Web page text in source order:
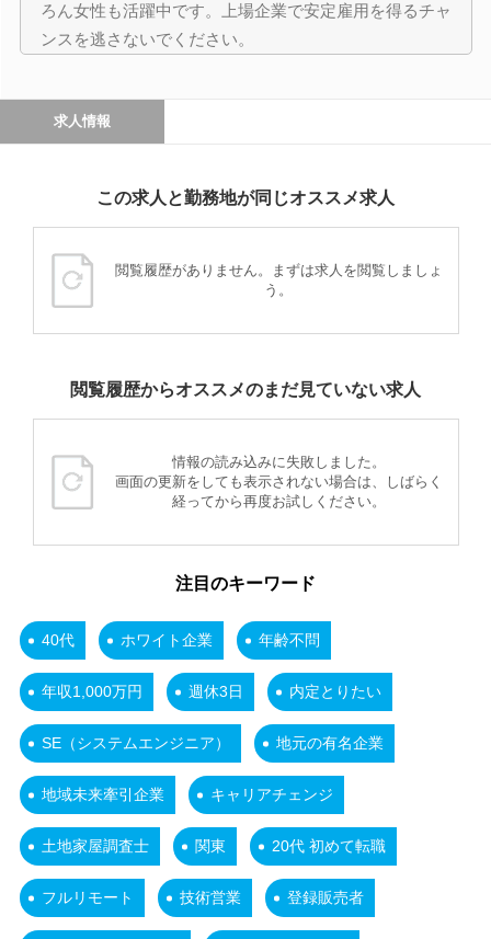
ろん女性も活躍中です。上場企業で安定雇用を得るチャ
ンスを逃さないでください。
求人情報
この求人と勤務地が同じオススメ求人
閲覧履歴がありません。まずは求人を閲覧しましょ
う。
閲覧履歴からオススメのまだ見ていない求人
情報の読み込みに失敗しました。
画面の更新をしても表示されない場合は、しばらく
経ってから再度お試しください。
注目のキーワード
40代 ホワイト企業 年齢不問
年収1,000万円 週休3日 内定とりたい
SE（システムエンジニア） 地元の有名企業
地域未来牽引企業 キャリアチェンジ
土地家屋調査士 関東 20代 初めて転職
フルリモート 技術営業 登録販売者